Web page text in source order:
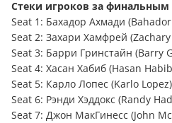
Стеки игроков за финальным
Seat 1: Бахадор Ахмади
Seat 2: Захари Хамфрей
Seat 3: Барри Гринстайн (Barry
Seat 4: Хасан Хабиб (Hasan
Seat 5: Карло Лопес (Karlo
Seat 6: Рэнди Хэддокс (Randy
Seat 7: Джон МакГинесс (John